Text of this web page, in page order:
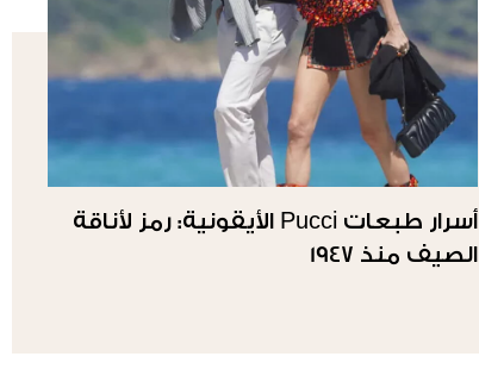
أسرار طبعات Pucci الأيقونية: رمز لأناقة
الصيف منذ 1947